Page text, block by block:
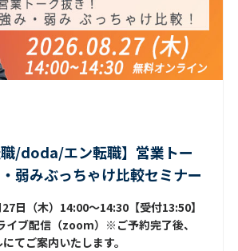
職/doda/エン転職】営業トー
弱みぶっちゃけ比較セミナー
日（木）14:00～14:30【受付13:50】
イブ配信（zoom）※ご予約完了後、
てご案内いたします。